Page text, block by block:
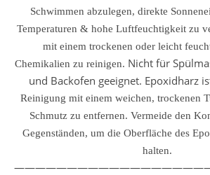
Schwimmen abzulegen, direkte
Temperaturen & hohe Luftfeuchtigkeit zu
mit einem trockenen oder leicht
Chemikalien zu reinigen. Nicht für
und Backofen geeignet. Epoxidharz
Reinigung mit einem weichen, trockenen
Schmutz zu entfernen. Vermeide den
Gegenständen, um die Oberfläche des
halten.